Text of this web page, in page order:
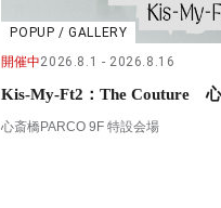
POPUP / GALLERY
開催中2026.8.1 2026.8.16
Kis-My-Ft2：The Couture
心斎橋PARCO 9F 特設会場